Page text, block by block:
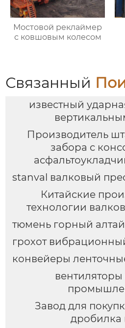
Мостовой реклаймер
с ковшовым колесом
Связанный
известный
Производитель
забора с
stanval валковый
Китайские
технологии
тюмень горный
грохот
конвейеры
вентиляторы
Завод для
дробилка